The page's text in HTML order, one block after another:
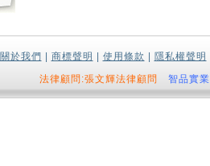
關於我們 商標聲明 使用條款 隱私權聲明
法律顧問:張文輝法律顧問
智品實業